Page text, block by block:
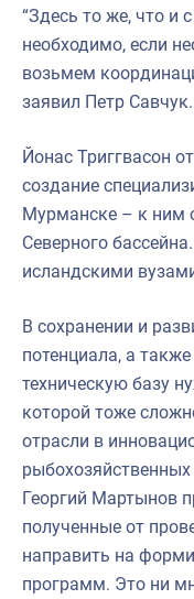
“Здесь то же, что и
необходимо, если
возьмем
заявил Петр Савчук.
Йонас Триггвасон
создание
Мурманске – к ним
Северного
исландскими
В сохранении и
потенциала, а
техническую базу
которой тоже
отрасли в
Георгий Мартынов
полученные от
направить на
программ. Это ни